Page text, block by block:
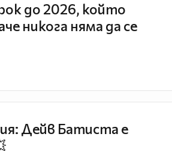
до 2026, който
никога няма да се
Дейв Батиста е